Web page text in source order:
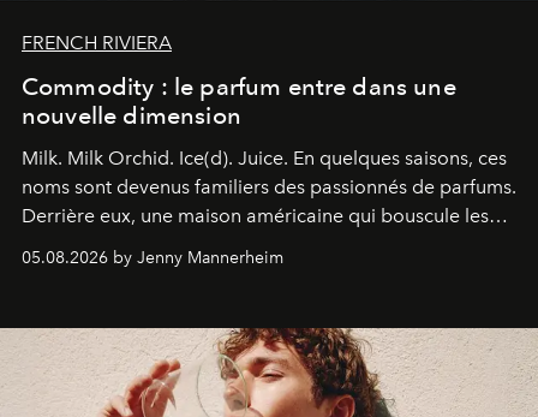
FRENCH RIVIERA
Commodity : le parfum entre dans une
nouvelle dimension
Milk. Milk Orchid. Ice(d). Juice. En quelques saisons, ces
noms sont devenus familiers des passionnés de parfums.
Derrière eux, une maison américaine qui bouscule les
codes de la parfumerie contemporaine en proposant
une approche aussi intuitive que personnelle :
05.08.2026 by Jenny Mannerheim